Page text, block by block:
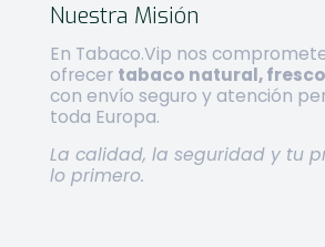
Nuestra Misión
En Tabaco.Vip nos
ofrecer tabaco natural,
con envío seguro y atención
toda Europa.
La calidad, la seguridad y tu
lo primero.